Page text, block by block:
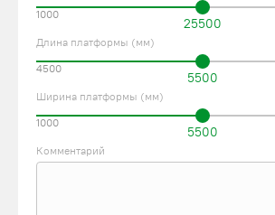
25500
1000
Длина платформы (мм)
5500
4500
Ширина платформы (мм)
5500
1000
Комментарий